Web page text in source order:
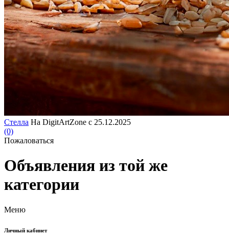
Стелла На DigitArtZone с 25.12.2025
(0)
Пожаловаться
Объявления из той же
категории
Меню
Личный кабинет